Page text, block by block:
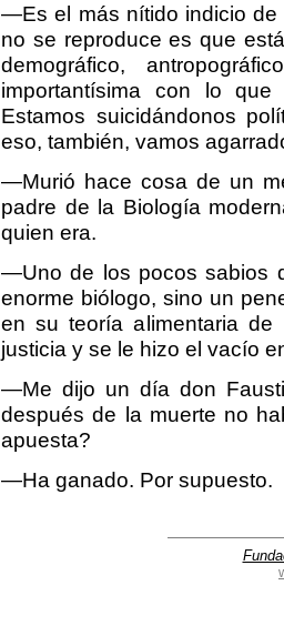
—Es el más nítido indicio de
no se reproduce es que
demográfico,
importantísima con lo
Estamos suicidándonos
eso, también, vamos
—Murió hace cosa de un
padre de la Biología
quien era.
—Uno de los pocos sabios
enorme biólogo, sino un
en su teoría alimentaria
justicia y se le hizo el vacío
—Me dijo un día don
después de la muerte no
apuesta?
—Ha ganado. Por supuesto.